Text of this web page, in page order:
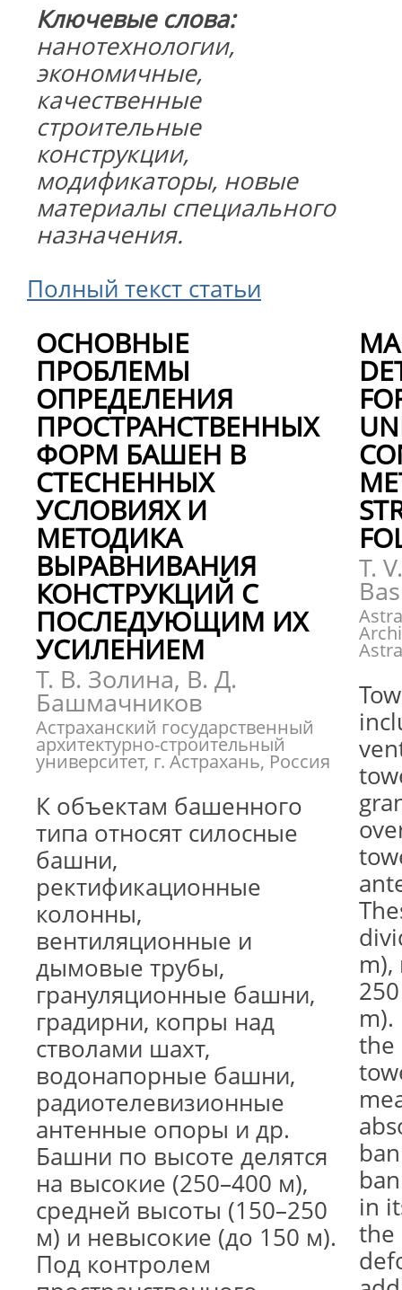
Ключевые слова:
нанотехнологии,
экономичные,
качественные
строительные
конструкции,
модификаторы, новые
материалы специального
назначения.
Полный текст статьи
ОСНОВНЫЕ
ПРОБЛЕМЫ
ОПРЕДЕЛЕНИЯ
ПРОСТРАНСТВЕННЫХ
ФОРМ БАШЕН В
СТЕСНЕННЫХ
УСЛОВИЯХ И
МЕТОДИКА
ВЫРАВНИВАНИЯ
КОНСТРУКЦИЙ С
ПОСЛЕДУЮЩИМ ИХ
УСИЛЕНИЕМ
Т. В. Золина, В. Д.
Башмачников
Астраханский государственный
архитектурно-строительный
университет, г. Астрахань, Россия
К объектам башенного
типа относят силосные
башни,
ректификационные
колонны,
вентиляционные и
дымовые трубы,
грануляционные башни,
градирни, копры над
стволами шахт,
водонапорные башни,
радиотелевизионные
антенные опоры и др.
Башни по высоте делятся
на высокие (250–400 м),
средней высоты (150–250
м) и невысокие (до 150 м).
Под контролем
T.
the
in
the